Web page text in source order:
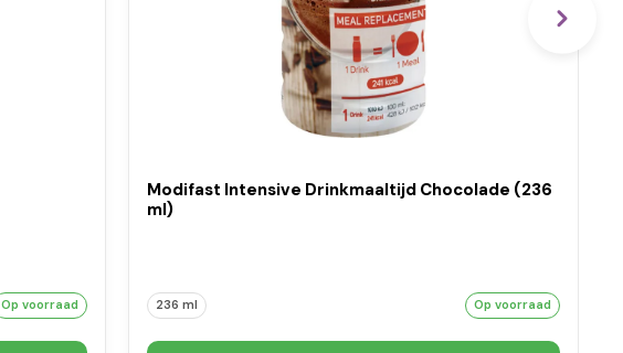
Op voorraad
Modifast Intensive Drinkmaaltijd Chocolade (236
ml)
236 ml Op voorraad